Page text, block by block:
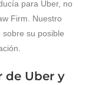
para Uber, no
Firm. Nuestro
su posible
de Uber y